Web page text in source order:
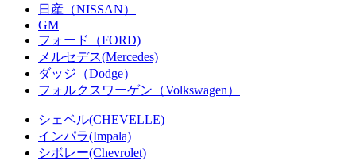
日産（NISSAN）
GM
フォード（FORD)
メルセデス(Mercedes)
ダッジ（Dodge）
フォルクスワーゲン（Volkswagen）
シェベル(CHEVELLE)
インパラ(Impala)
シボレー(Chevrolet)